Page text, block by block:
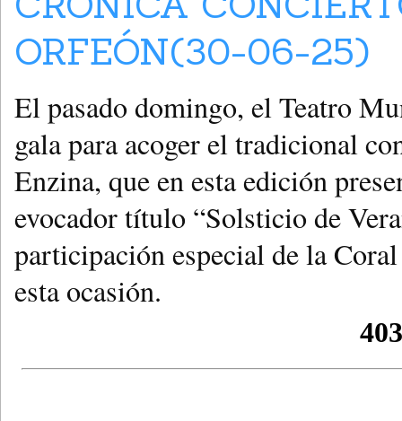
ORFEÓN(30-06-25)
El pasado domingo, el Teatro
gala para acoger el tradicional
Enzina, que en esta edición
evocador título “Solsticio de
participación especial de la
esta ocasión.